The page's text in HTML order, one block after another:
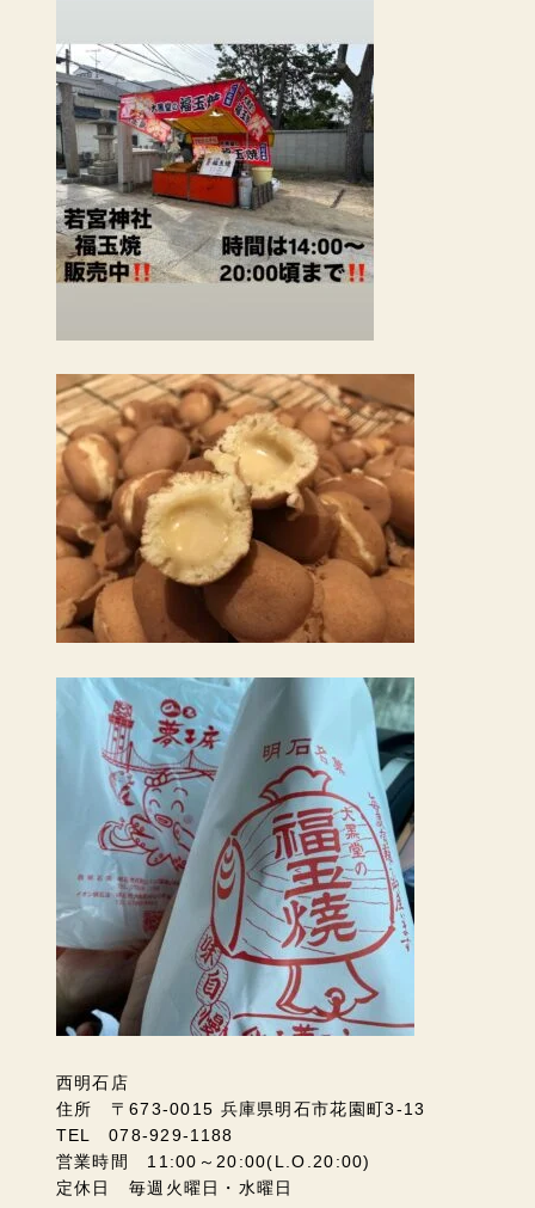
西明石店
住所 〒673-0015 兵庫県明石市花園町3-13
TEL 078-929-1188
営業時間 11:00～20:00(L.O.20:00)
定休日 毎週火曜日・水曜日